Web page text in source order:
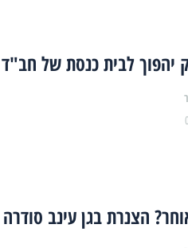
יהפוך לבית כנסת של חב"ד
הצנרת בגן עינב